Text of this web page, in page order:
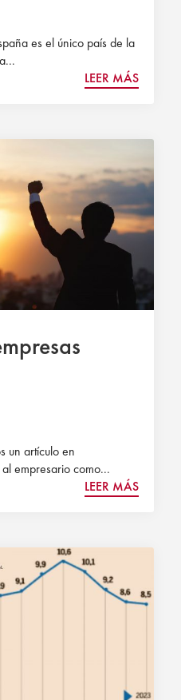
es el único país de la
LEER MÁS
un artículo en
empresario como...
LEER MÁS